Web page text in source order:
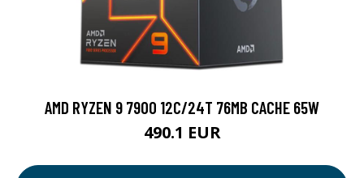
AMD RYZEN 9 7900 12C/24T 76MB CACHE 65W
490.1 EUR